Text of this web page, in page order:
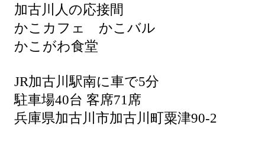
加古川人の応接間
かこカフェ かこバル
かこがわ食堂
JR加古川駅南に車で5分
駐車場40台 客席71席
兵庫県加古川市加古川町粟津90-2